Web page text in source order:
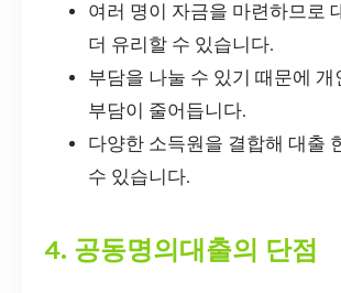
여러 명이 자금을 마련하므로
더 유리할 수 있습니다.
부담을 나눌 수 있기 때문에 개
부담이 줄어듭니다.
다양한 소득원을 결합해 대출
수 있습니다.
4. 공동명의대출의 단점